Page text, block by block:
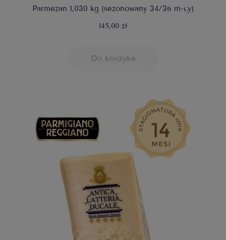
Parmezan 1,030 kg (sezonowany 34/36 m-cy)
145,00 zł
Do koszyka